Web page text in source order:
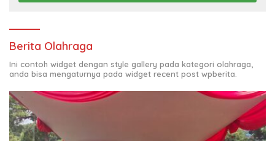
Berita Olahraga
Ini contoh widget dengan style gallery pada kategori olahraga,
anda bisa mengaturnya pada widget recent post wpberita.